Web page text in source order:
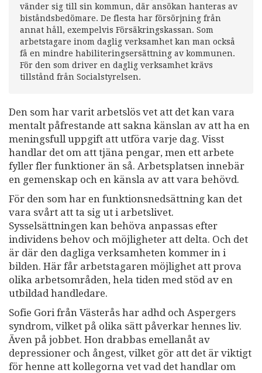
vänder sig till sin kommun, där ansökan hanteras av
biståndsbedömare. De flesta har försörjning från
annat håll, exempelvis Försäkringskassan. Som
arbetstagare inom daglig verksamhet kan man också
få en mindre habiliteringsersättning av kommunen.
För den som driver en daglig verksamhet krävs
tillstånd från Socialstyrelsen.
Den som har varit arbetslös vet att det kan vara
mentalt påfrestande att sakna känslan av att ha en
meningsfull uppgift att utföra varje dag. Visst
handlar det om att tjäna pengar, men ett arbete
fyller fler funktioner än så. Arbetsplatsen innebär
en gemenskap och en känsla av att vara behövd.
För den som har en funktionsnedsättning kan det
vara svårt att ta sig ut i arbetslivet.
Sysselsättningen kan behöva anpassas efter
individens behov och möjligheter att delta. Och det
är där den dagliga verksamheten kommer in i
bilden. Här får arbetstagaren möjlighet att prova
olika arbetsområden, hela tiden med stöd av en
utbildad handledare.
Sofie Gori från Västerås har adhd och Aspergers
syndrom, vilket på olika sätt påverkar hennes liv.
Även på jobbet. Hon drabbas emellanåt av
depressioner och ångest, vilket gör att det är viktigt
för henne att kollegorna vet vad det handlar om